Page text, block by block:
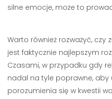
silne emocje, może to
Warto również rozważyć, czy
jest faktycznie najlepszym
Czasami, w przypadku gdy
nadal na tyle poprawne,
porozumienia się w kwestii